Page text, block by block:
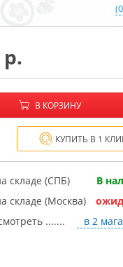
−
В КОРЗИНУ
КУПИТЬ В 1
складе (СПБ)
В
складе (Москва)
.......
в 2